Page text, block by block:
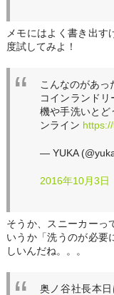
メモにはよく書き出
度試してみよ！
こんなのがあっ
コインランド
機や手洗いと
ンライン
— YUKA
2016年10月3日
そうか、スニーカーっ
いうか「洗うのが必要
しいんだね。。。
奥ノ谷社長本